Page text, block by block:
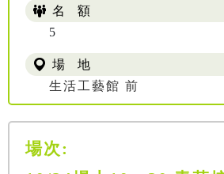
名 額
5
場 地
生活工藝館 前
場次: